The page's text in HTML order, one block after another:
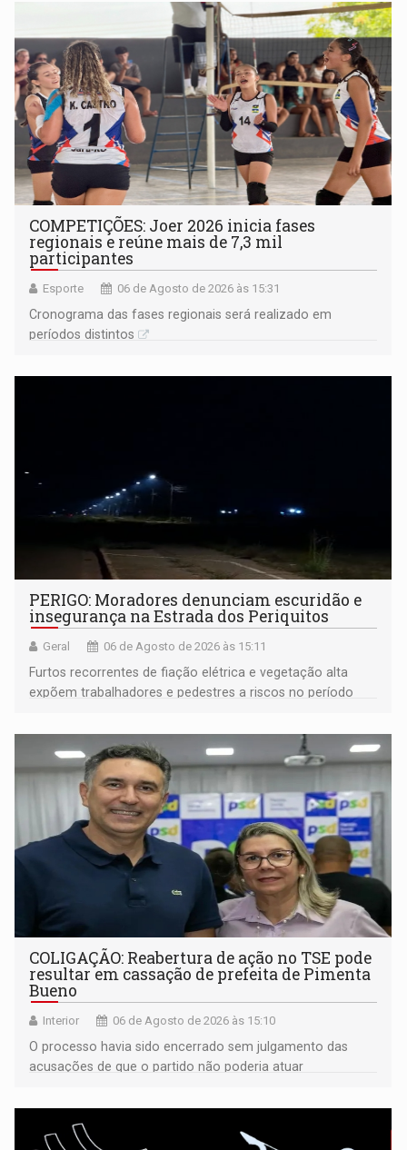
COMPETIÇÕES: Joer 2026 inicia fases
regionais e reúne mais de 7,3 mil
participantes
Esporte 06 de Agosto de 2026 às 15:31
Cronograma das fases regionais será realizado em
períodos distintos
PERIGO: Moradores denunciam escuridão e
insegurança na Estrada dos Periquitos
Geral 06 de Agosto de 2026 às 15:11
Furtos recorrentes de fiação elétrica e vegetação alta
expõem trabalhadores e pedestres a riscos no período
COLIGAÇÃO: Reabertura de ação no TSE pode
resultar em cassação de prefeita de Pimenta
Bueno
Interior 06 de Agosto de 2026 às 15:10
O processo havia sido encerrado sem julgamento das
acusações de que o partido não poderia atuar